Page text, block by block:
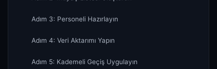
Adım 3: Personeli Hazırlayın
Adım 4: Veri Aktarımı Yapın
Adım 5: Kademeli Geçiş Uygulayın